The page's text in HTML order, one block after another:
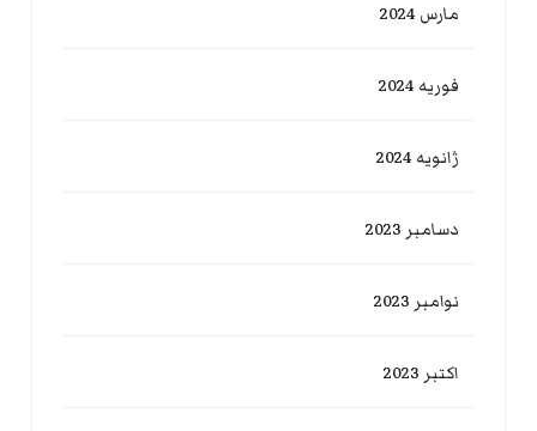
مارس 2024
فوریه 2024
ژانویه 2024
دسامبر 2023
نوامبر 2023
اکتبر 2023